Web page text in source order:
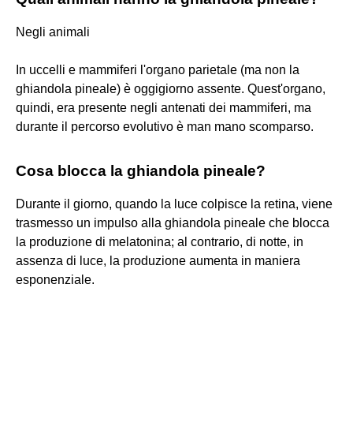
Negli animali
In uccelli e mammiferi l'organo parietale (ma non la
ghiandola pineale) è oggigiorno assente. Quest'organo,
quindi, era presente negli antenati dei mammiferi, ma
durante il percorso evolutivo è man mano scomparso.
Cosa blocca la ghiandola pineale?
Durante il giorno, quando la luce colpisce la retina, viene
trasmesso un impulso alla ghiandola pineale che blocca
la produzione di melatonina; al contrario, di notte, in
assenza di luce, la produzione aumenta in maniera
esponenziale.